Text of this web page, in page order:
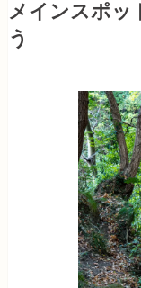
メインスポッ
う